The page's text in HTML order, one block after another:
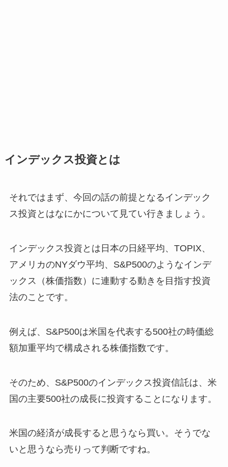
インデックス投資とは
それではまず、今回の話の前提となるインデック
ス投資とはなにかについて見てい行きましょう。
インデックス投資とは日本の日経平均、TOPIX、
アメリカのNYダウ平均、S&P500のようなインデ
ックス（株価指数）に連動する動きを目指す投資
法のことです。
例えば、S&P500は米国を代表する500社の時価総
額加重平均で構成される株価指数です。
そのため、S&P500のインデックス投資信託は、米
国の主要500社の成長に投資することになります。
米国の経済が成長すると思うなら買い。そうでな
いと思うなら売りって判断ですね。